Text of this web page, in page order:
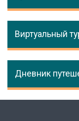
Виртуальный
Дневник